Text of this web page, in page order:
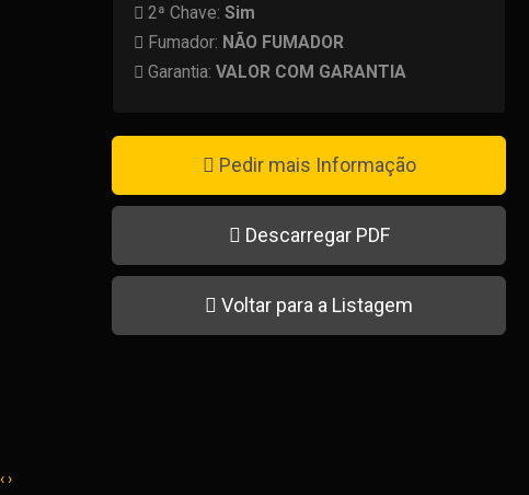
2ª Chave: Sim
Fumador: NÃO FUMADOR
Garantia: VALOR COM GARANTIA
Pedir mais Informação
Descarregar PDF
Voltar para a Listagem
‹›